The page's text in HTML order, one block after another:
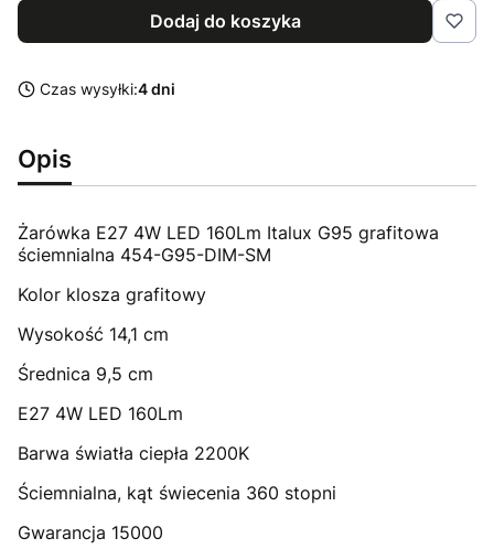
Dodaj do koszyka
Czas wysyłki:4 dni
Opis
Żarówka E27 4W LED 160Lm Italux G95 grafitowa
ściemnialna 454-G95-DIM-SM
Kolor klosza grafitowy
Wysokość 14,1 cm
Średnica 9,5 cm
E27 4W LED 160Lm
Barwa światła ciepła 2200K
Ściemnialna, kąt świecenia 360 stopni
Gwarancja 15000